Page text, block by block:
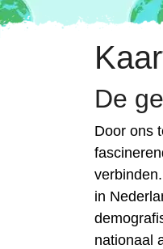
De
Door ons
in
nationaal